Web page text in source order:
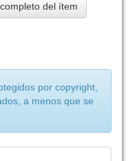
del ítem
por copyright,
a menos que se